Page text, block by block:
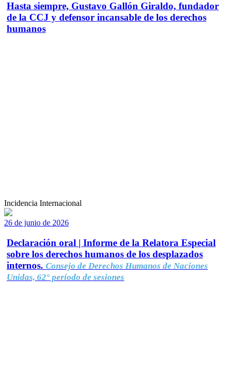
Hasta siempre, Gustavo Gallón Giraldo, fundador
de la CCJ y defensor incansable de los derechos
humanos
Incidencia Internacional
26 de junio de 2026
Declaración oral | Informe de la Relatora Especial
sobre los derechos humanos de los desplazados
internos. Consejo de Derechos Humanos de Naciones
Unidas, 62° período de sesiones